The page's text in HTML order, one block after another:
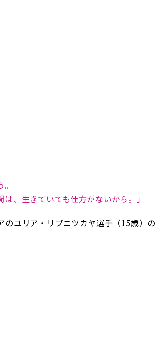
、生きていても仕方がないから。」
ユリア・リプニツカヤ選手（15歳）の